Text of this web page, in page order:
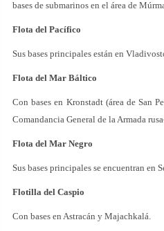
bases de submarinos en el área de
Flota del Pacífico
Sus bases principales están en
Flota del Mar Báltico
Con bases en Kronstadt (área de San
Comandancia General de la Armada
Flota del Mar Negro
Sus bases principales se encuentran en
Flotilla del Caspio
Con bases en Astracán y Majachkalá.